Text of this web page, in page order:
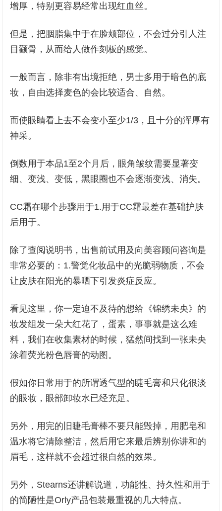
增厚，特别更容易经常出现红血丝。
但是，把胭脂集中于在脸颊部位，不会过分引人注
目颧骨，从而给人做作刻板的感觉。
一般而言，除非有出境拒绝，男士多用于暗色的底
妆，自由选择麦色的会比较适合、自然。
而使眼睛看上去不会变小至少1/3，且十分的浑厚有
神采。
倒数用于本品1至2个月后，眼角皱纹需要显著变
细、变浅、变低，黑眼圈也不会逐渐变浅、消失。
CC霜在哪个步骤用于1.用于CC霜最差在基础护肤
后用于。
除了查阅说明书，出售前试用及向美容顾问咨询是
非常必要的：1.警觉化妆品中的光脆弱物质，不会
让皮肤在阳光的暴晒下引发炎症反应。
看见这里，你一定迫不及待的想给《锦绣未央》的
妆发组发一朵大红花了，蛋素，事事就是这么难
料，我们在收集素材的时候，猛然间找到一张未央
涂着荧光粉色唇膏的动图。
假如你日常用于的所谓透气型的睫毛膏和只化很淡
的眼妆，眼部卸妆水已经充足。
另外，用完的旧睫毛膏棒不要只能毁掉，用肥皂和
温水将它清除整洁，然后用它来最后辨别你讲和的
眉毛，这样就不会超过很自然的效果。
另外，Stearns还讲解说道，功能性、持久性和用于
的简陋性是Orly产品包装最重视的几大特点。